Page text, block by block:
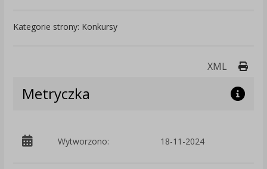
Kategorie strony: Konkursy
XML
Metryczka
Wytworzono: 18-11-2024